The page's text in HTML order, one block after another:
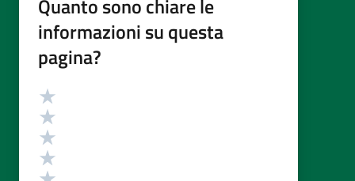
Quanto sono chiare le
informazioni su questa
pagina?
Valutazione